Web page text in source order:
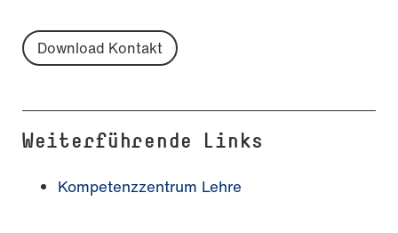
Download Kontakt
Weiterführende Links
Kompetenzzentrum Lehre